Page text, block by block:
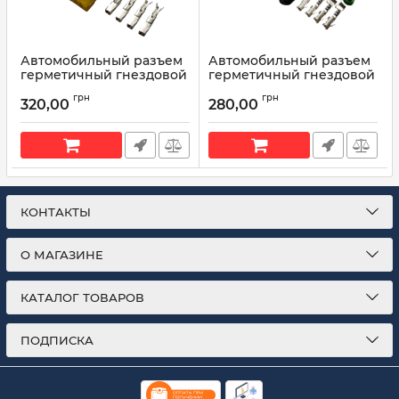
Автомобильный разъем
герметичный гнездовой
FCI 211PC042S4021 серии
Артикул: 211PC042S4021
320,00 грн
Автомобильный разъем
герметичный гнездовой
Delphi 12186568 серии
Артикул: 12186568
280,00 грн
КОНТАКТЫ
О МАГАЗИНЕ
КАТАЛОГ ТОВАРОВ
ПОДПИСКА